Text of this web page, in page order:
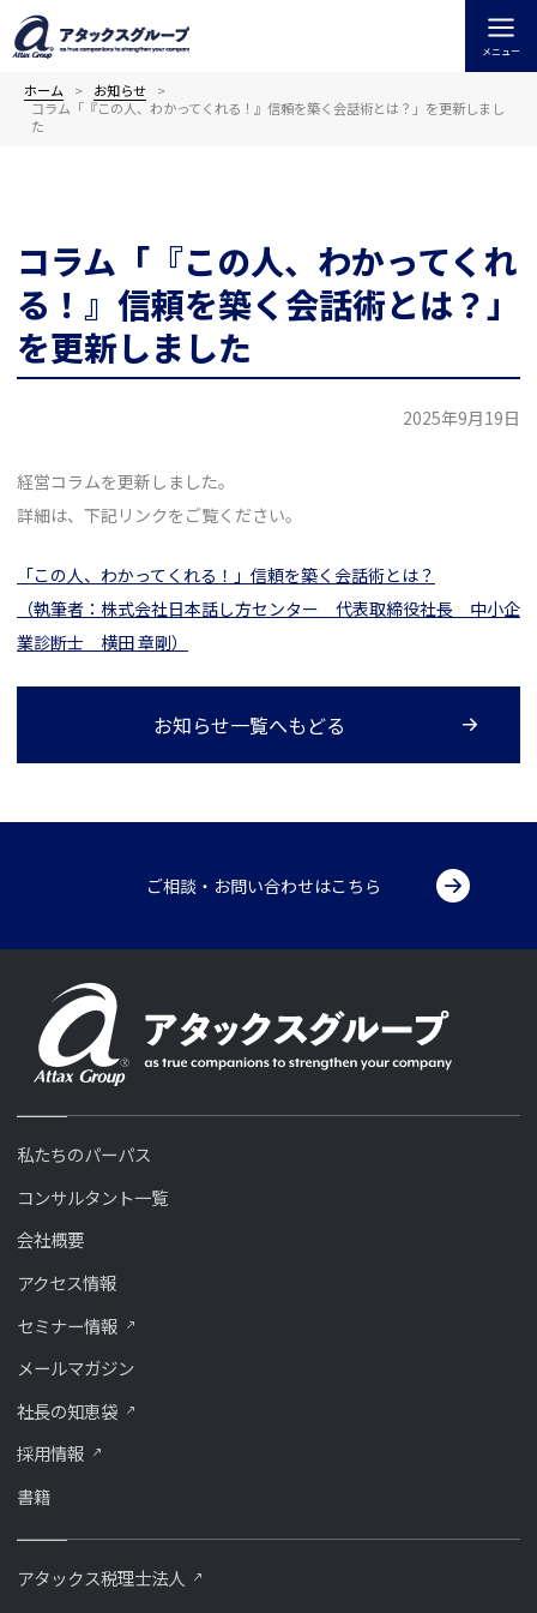
容
を
メニュー
ホーム
お知らせ
コラム「『この人、わかってくれる！』信頼を築く会話術とは？」を更新しまし
た
コラム「『この人、わかってくれ
る！』信頼を築く会話術とは？」
を更新しました
2025年9月19日
経営コラムを更新しました。
詳細は、下記リンクをご覧ください。
「この人、わかってくれる！」信頼を築く会話術とは？
（執筆者：株式会社日本話し方センター 代表取締役社長 中小企
業診断士 横田 章剛）
お知らせ一覧へもどる
ご相談・お問い合わせはこちら
私たちのパーパス
コンサルタント一覧
会社概要
アクセス情報
セミナー情報
メールマガジン
社長の知恵袋
採用情報
書籍
アタックス税理士法人